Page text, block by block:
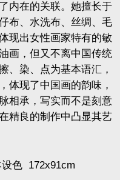
内在的关联。她擅长于
布、水洗布、丝绸、毛
现出女性画家特有的敏
画，但又不离中国传统
、染、点为基本语汇，
体现了中国画的韵味，
相承，写实而不是刻意
精良的制作中凸显其艺
色172x91cm